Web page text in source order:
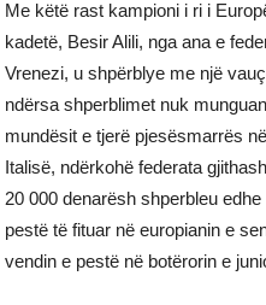
Me këtë rast kampioni i ri i
kadetë, Besir Alili, nga ana e
Vrenezi, u shpërblye me një
ndërsa shperblimet nuk
mundësit e tjerë pjesësmarrës
Italisë, ndërkohë federata
20 000 denarësh shperbleu
pestë të fituar në europianin e
vendin e pestë në botërorin e